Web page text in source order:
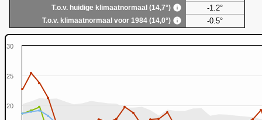
T.o.v. huidige klimaatnormaal (14,7°) -1.2°
T.o.v. klimaatnormaal voor 1984 (14,0°) -0.5°
20
25
30